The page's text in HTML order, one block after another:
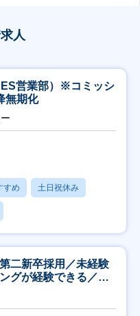
人
ES営業部）※コミッシ
無期化
すめ 土日祝休み
二新卒採用／未経験
グが経験できる／研